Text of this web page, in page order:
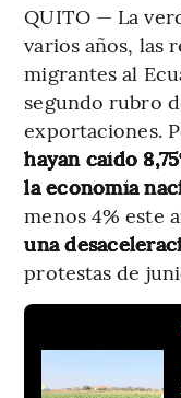
QUITO — La
varios años, las
migrantes al
segundo rubro
exportaciones.
hayan caído
la economía
menos 4% este
una
protestas de